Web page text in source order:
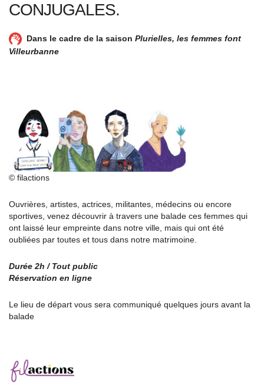
CONJUGALES.
Dans le cadre de la saison Plurielles, les femmes font
Villeurbanne
© filactions
Ouvrières, artistes, actrices, militantes, médecins ou encore
sportives, venez découvrir à travers une balade ces femmes qui
ont laissé leur empreinte dans notre ville, mais qui ont été
oubliées par toutes et tous dans notre matrimoine.
Durée 2h / Tout public
Réservation en ligne
Le lieu de départ vous sera communiqué quelques jours avant la
balade